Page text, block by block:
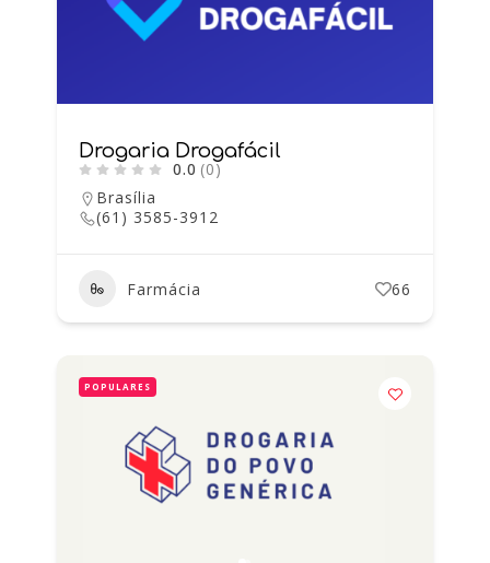
Drogaria Drogafácil
0.0 (0)
Brasília
(61) 3585-3912
Farmácia 66
POPULARES